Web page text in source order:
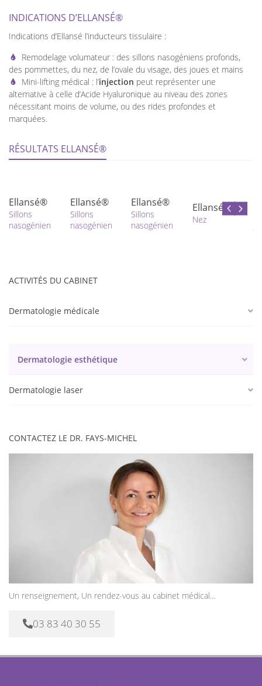
INDICATIONS D’ELLANSÉ®
Indications d’Ellansé l’inducteurs tissulaire :
Remodelage volumateur : des sillons nasogéniens profonds,
des pommettes, du nez, de l’ovale du visage, des joues et mains
Mini-lifting médical : l’injection peut représenter une
alternative à celle d’Acide Hyaluronique au niveau des zones
nécessitant moins de volume, ou des rides profondes et
marquées.
RÉSULTATS ELLANSÉ®
Ellansé®
Sillons
nasogénien
Ellansé®
Sillons
nasogénien
Ellansé®
Sillons
nasogénien
Ellansé®
Nez
ACTIVITÉS DU CABINET
Dermatologie médicale
Dermatologie esthétique
Dermatologie laser
CONTACTEZ LE DR. FAYS-MICHEL
Un renseignement, Un rendez-vous au cabinet médical…
03 83 40 30 55